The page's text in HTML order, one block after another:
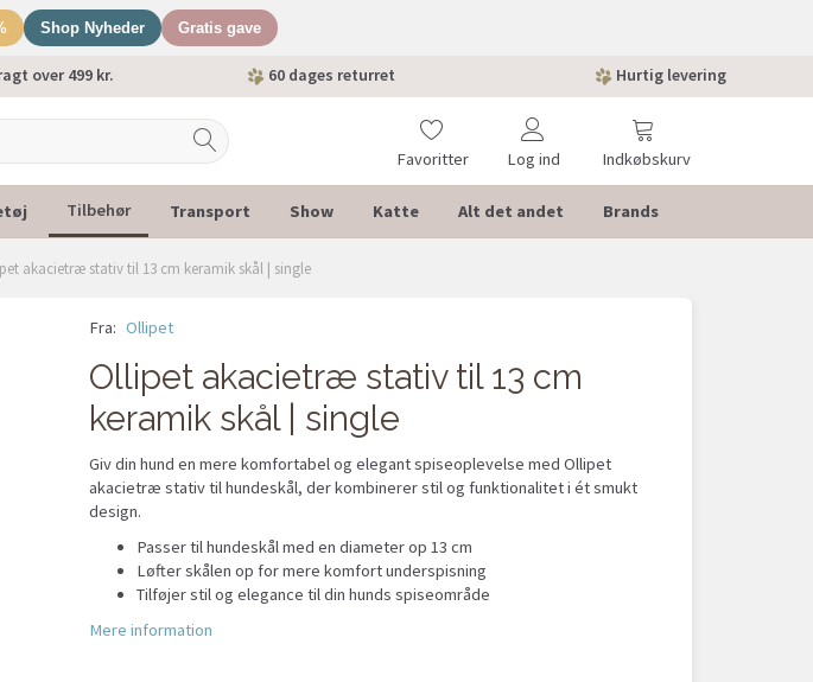
Shop Nyheder Gratis gave
over 499 kr. 60 dages returret Hurtig levering
Indkøbskurv
Favoritter Log ind
Tilbehør Transport Show Katte Alt det andet Brands
akacietræ stativ til 13 cm keramik skål | single
Fra: Ollipet
Ollipet akacietræ stativ til 13 cm
keramik skål | single
Giv din hund en mere komfortabel og elegant spiseoplevelse med Ollipet
akacietræ stativ til hundeskål, der kombinerer stil og funktionalitet i ét smukt
design.
Passer til hundeskål med en diameter op 13 cm
Løfter skålen op for mere komfort underspisning
Tilføjer stil og elegance til din hunds spiseområde
Mere information